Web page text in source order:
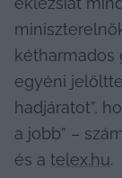
kétharmados
egyéni
hadjáratot”,
a jobb” –
és a telex.hu.